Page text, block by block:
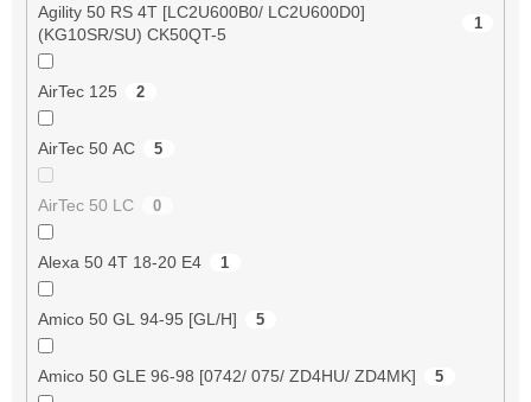
Agility 50 RS 4T [LC2U600B0/ LC2U600D0]
(KG10SR/SU) CK50QT-5
1
AirTec 125 2
AirTec 50 AC 5
AirTec 50 LC 0
Alexa 50 4T 18-20 E4 1
Amico 50 GL 94-95 [GL/H] 5
Amico 50 GLE 96-98 [0742/ 075/ ZD4HU/ ZD4MK] 5